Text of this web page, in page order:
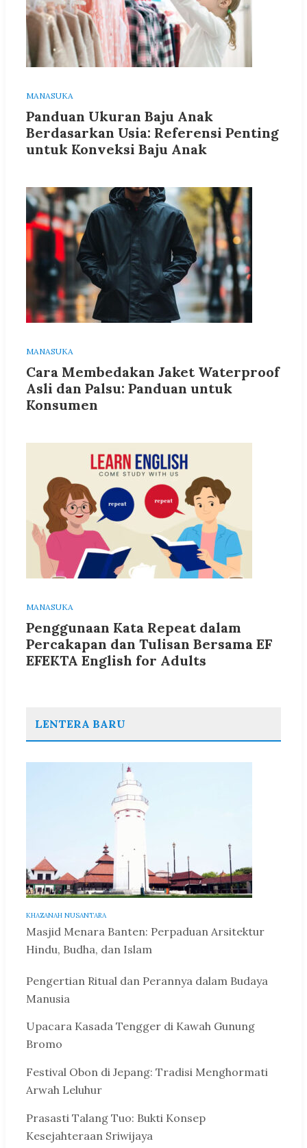
MANASUKA
Panduan Ukuran Baju Anak
Berdasarkan Usia: Referensi Penting
untuk Konveksi Baju Anak
MANASUKA
Cara Membedakan Jaket Waterproof
Asli dan Palsu: Panduan untuk
Konsumen
MANASUKA
Penggunaan Kata Repeat dalam
Percakapan dan Tulisan Bersama EF
EFEKTA English for Adults
LENTERA BARU
KHAZANAH NUSANTARA
Masjid Menara Banten: Perpaduan Arsitektur
Hindu, Budha, dan Islam
Pengertian Ritual dan Perannya dalam Budaya
Manusia
Upacara Kasada Tengger di Kawah Gunung
Bromo
Festival Obon di Jepang: Tradisi Menghormati
Arwah Leluhur
Prasasti Talang Tuo: Bukti Konsep
Kesejahteraan Sriwijaya